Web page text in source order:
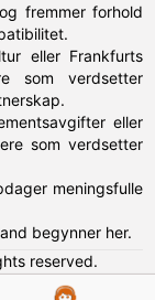
fremmer forhold
eller Frankfurts
som verdsetter
eller
som verdsetter
meningsfulle
begynner her.
reserved.